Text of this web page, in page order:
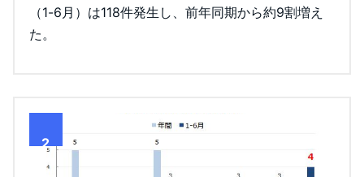
（1-6月）は118件発生し、前年同期から約9割増え
た。
2